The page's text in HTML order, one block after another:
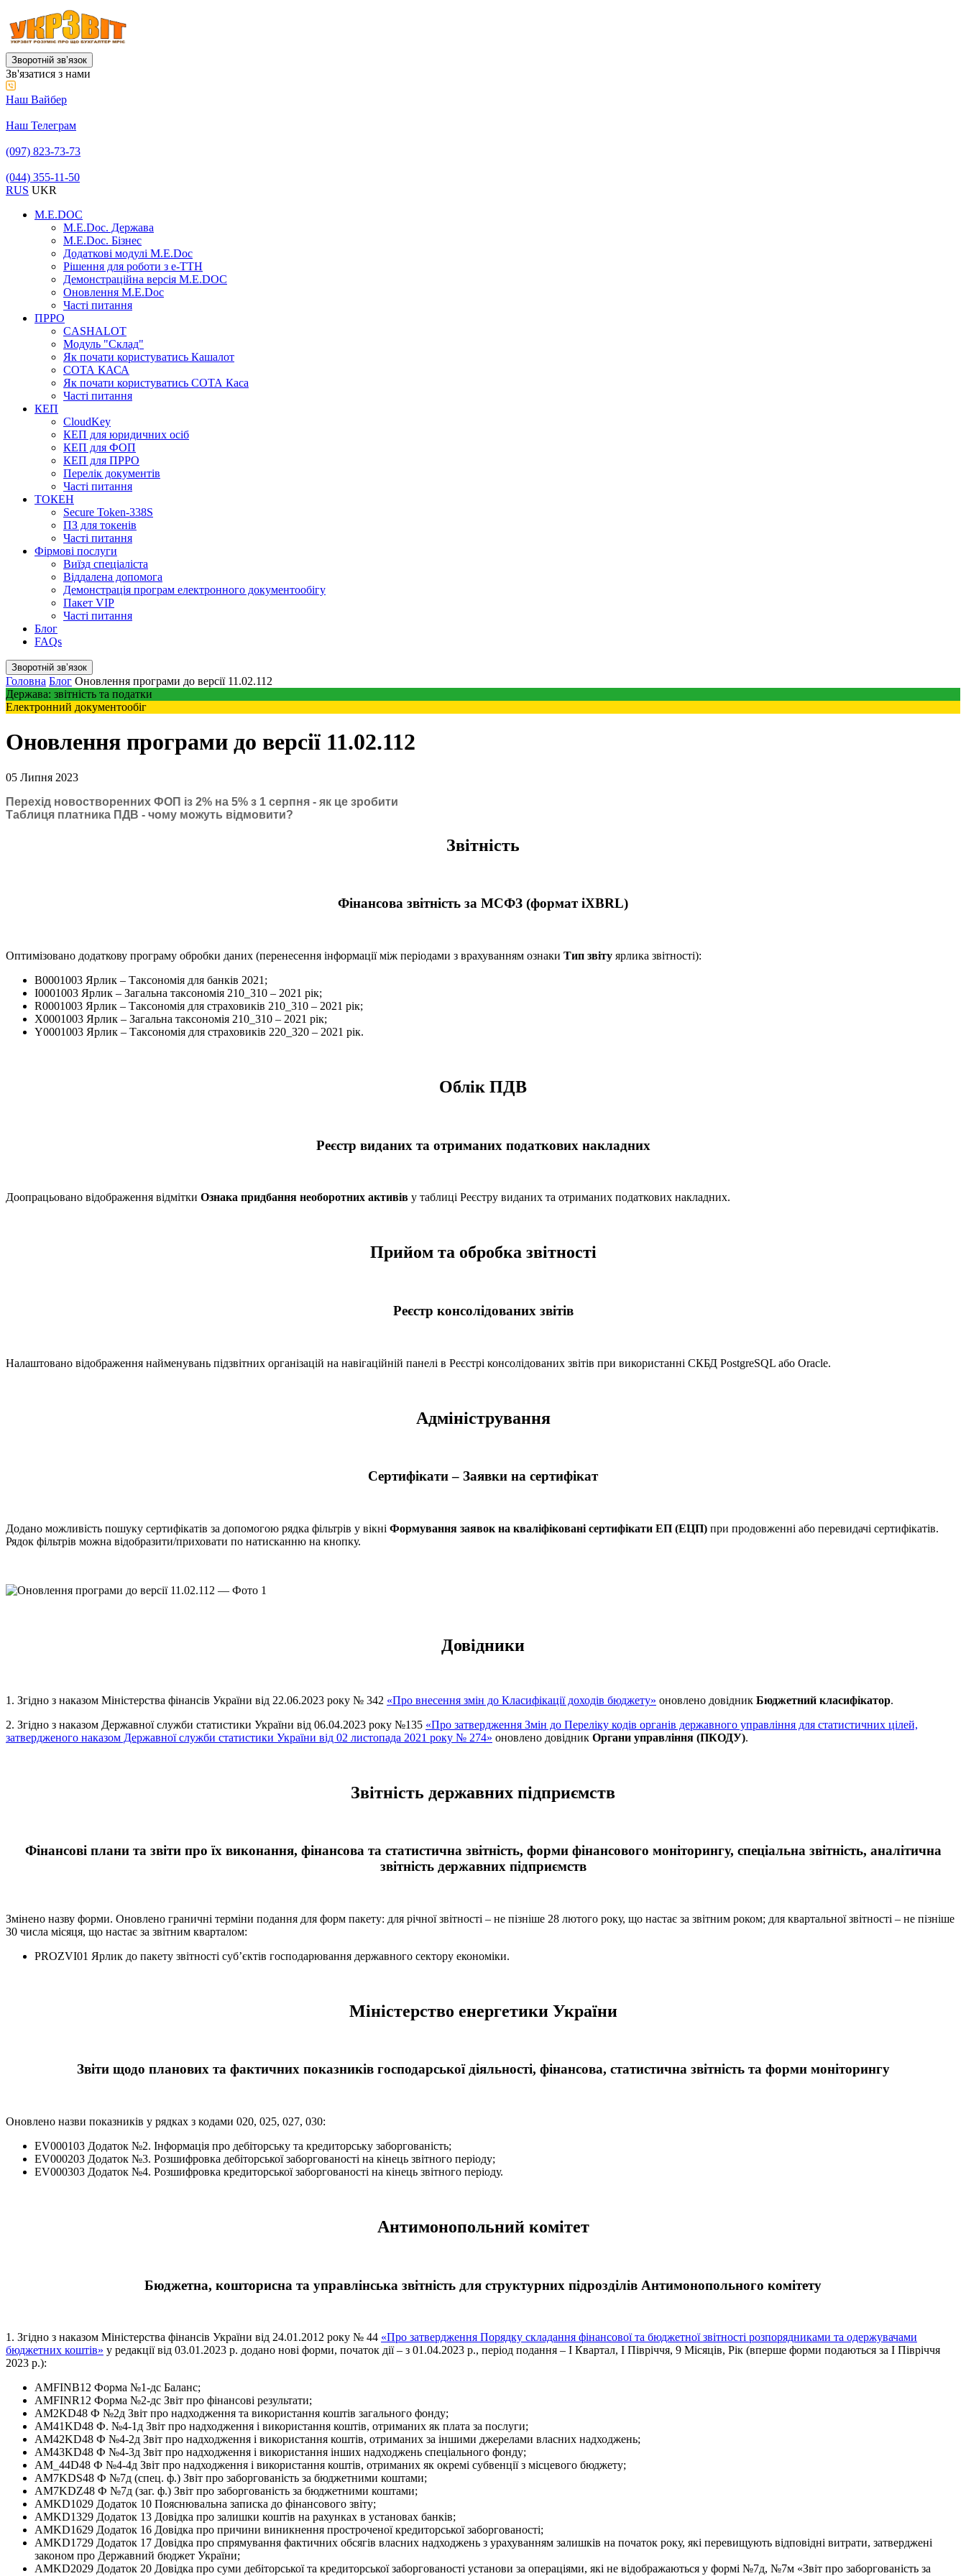
Зворотній звʼязок
Зв'язатися з нами
Наш Вайбер
Наш Телеграм
(097) 823-73-73
(044) 355-11-50
RUS UKR
M.E.DOC
M.E.Doc. Держава
M.E.Doc. Бізнес
Додаткові модулі M.E.Doc
Рішення для роботи з е-ТТН
Демонстраційна версія M.E.DOC
Оновлення M.E.Doc
Часті питання
ПРРО
CASHALOT
Модуль "Склад"
Як почати користуватись Кашалот
СОТА КАСА
Як почати користуватись СОТА Каса
Часті питання
КЕП
CloudKey
КЕП для юридичних осіб
КЕП для ФОП
КЕП для ПРРО
Перелік документів
Часті питання
ТОКЕН
Secure Token-338S
ПЗ для токенів
Часті питання
Фірмові послуги
Виїзд спеціаліста
Віддалена допомога
Демонстрація програм електронного документообігу
Пакет VIP
Часті питання
Блог
FAQs
Зворотній звʼязок
Головна Блог Оновлення програми до версії 11.02.112
Держава: звітність та податки
Електронний документообіг
Оновлення програми до версії 11.02.112
05 Липня 2023
Перехід новостворенних ФОП із 2% на 5% з 1 серпня - як це зробити
Таблиця платника ПДВ - чому можуть відмовити?
Звітність
Фінансова звітність за МСФЗ (формат iXBRL)
Оптимізовано додаткову програму обробки даних (перенесення інформації між періодами з врахуванням ознаки Тип звіту ярлика звітності):
B0001003 Ярлик – Таксономія для банків 2021;
І0001003 Ярлик – Загальна таксономія 210_310 – 2021 рік;
R0001003 Ярлик – Таксономія для страховиків 210_310 – 2021 рік;
X0001003 Ярлик – Загальна таксономія 210_310 – 2021 рік;
Y0001003 Ярлик – Таксономія для страховиків 220_320 – 2021 рік.
Облік ПДВ
Реєстр виданих та отриманих податкових накладних
Доопрацьовано відображення відмітки Ознака придбання необоротних активів у таблиці Реєстру виданих та отриманих податкових накладних.
Прийом та обробка звітності
Реєстр консолідованих звітів
Налаштовано відображення найменувань підзвітних організацій на навігаційній панелі в Реєстрі консолідованих звітів при використанні СКБД PostgreSQL або Oracle.
Адміністрування
Сертифікати – Заявки на сертифікат
Додано можливість пошуку сертифікатів за допомогою рядка фільтрів у вікні Формування заявок на кваліфіковані сертифікати ЕП (ЕЦП) при продовженні або перевидачі сертифікатів.
Рядок фільтрів можна відобразити/приховати по натисканню на кнопку.
Довідники
1. Згідно з наказом Міністерства фінансів України від 22.06.2023 року № 342 «Про внесення змін до Класифікації доходів бюджету» оновлено довідник Бюджетний класифікатор.
2. Згідно з наказом Державної служби статистики України від 06.04.2023 року №135 «Про затвердження Змін до Переліку кодів органів державного управління для статистичних цілей,
затвердженого наказом Державної служби статистики України від 02 листопада 2021 року № 274» оновлено довідник Органи управління (ПКОДУ).
Звітність державних підприємств
Фінансові плани та звіти про їх виконання, фінансова та статистична звітність, форми фінансового моніторингу, спеціальна звітність, аналітична
звітність державних підприємств
Змінено назву форми. Оновлено граничні терміни подання для форм пакету: для річної звітності – не пізніше 28 лютого року, що настає за звітним роком; для квартальної звітності – не пізніше
30 числа місяця, що настає за звітним кварталом:
PROZVI01 Ярлик до пакету звітності суб’єктів господарювання державного сектору економіки.
Міністерство енергетики України
Звіти щодо планових та фактичних показників господарської діяльності, фінансова, статистична звітність та форми моніторингу
Оновлено назви показників у рядках з кодами 020, 025, 027, 030:
EV000103 Додаток №2. Iнформацiя про дебiтоpську та кpедитоpську забоpгованiсть;
EV000203 Додаток №3. Розшифровка дебіторської заборгованості на кінець звітного періоду;
EV000303 Додаток №4. Розшифровка кредиторської заборгованості на кінець звітного періоду.
Антимонопольний комітет
Бюджетна, кошторисна та управлінська звітність для структурних підрозділів Антимонопольного комітету
1. Згідно з наказом Міністерства фінансів України від 24.01.2012 року № 44 «Про затвердження Порядку складання фінансової та бюджетної звітності розпорядниками та одержувачами
бюджетних коштів» у редакції від 03.01.2023 р. додано нові форми, початок дії – з 01.04.2023 р., період подання – I Квартал, I Півріччя, 9 Місяців, Рік (вперше форми подаються за І Півріччя
2023 р.):
AMFINB12 Форма №1-дс Баланс;
AMFINR12 Форма №2-дс Звіт про фінансові результати;
AM2KD48 Ф №2д Звіт про надходження та використання коштів загального фонду;
AM41KD48 Ф. №4-1д Звіт про надходження і використання коштів, отриманих як плата за послуги;
AM42KD48 Ф №4-2д Звіт про надходження і використання коштів, отриманих за іншими джерелами власних надходжень;
AM43KD48 Ф №4-3д Звіт про надходження і використання інших надходжень спеціального фонду;
AM_44D48 Ф №4-4д Звіт про надходження і використання коштів, отриманих як окремі субвенції з місцевого бюджету;
AM7KDS48 Ф №7д (спец. ф.) Звіт про заборгованість за бюджетними коштами;
AM7KDZ48 Ф №7д (заг. ф.) Звіт про заборгованість за бюджетними коштами;
AMKD1029 Додаток 10 Пояснювальна записка до фінансового звіту;
AMKD1329 Додаток 13 Довідка про залишки коштів на рахунках в установах банків;
AMKD1629 Додаток 16 Довідка про причини виникнення простроченої кредиторської заборгованості;
AMKD1729 Додаток 17 Довідка про спрямування фактичних обсягів власних надходжень з урахуванням залишків на початок року, які перевищують відповідні витрати, затверджені
законом про Державний бюджет України;
AMKD2029 Додаток 20 Довідка про суми дебіторської та кредиторської заборгованості установи за операціями, які не відображаються у формі №7д, №7м «Звіт про заборгованість за